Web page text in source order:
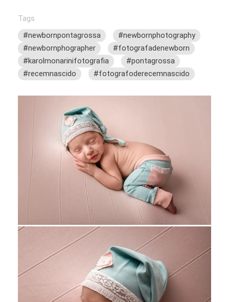
Tags
#newbornpontagrossa
#newbornphotography
#newbornphographer
#fotografadenewborn
#karolmonarinifotografia
#pontagrossa
#recemnascido
#fotografoderecemnascido